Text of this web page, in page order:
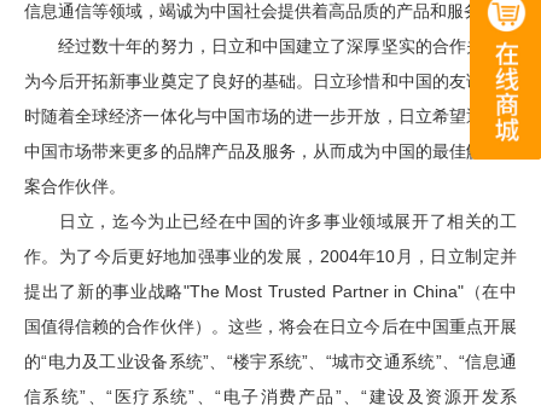
信息通信等领域，竭诚为中国社会提供着高品质的产品和服务。
经过数十年的努力，日立和中国建立了深厚坚实的合作关系，
为今后开拓新事业奠定了良好的基础。日立珍惜和中国的友谊，同
时随着全球经济一体化与中国市场的进一步开放，日立希望通过为
中国市场带来更多的品牌产品及服务，从而成为中国的最佳解决方
案合作伙伴。
日立，迄今为止已经在中国的许多事业领域展开了相关的工
作。为了今后更好地加强事业的发展，2004年10月，日立制定并
提出了新的事业战略"The Most Trusted Partner in China"（在中
国值得信赖的合作伙伴）。这些，将会在日立今后在中国重点开展
的“电力及工业设备系统”、“楼宇系统”、“城市交通系统”、“信息通
信系统”、“医疗系统”、“电子消费产品”、“建设及资源开发系